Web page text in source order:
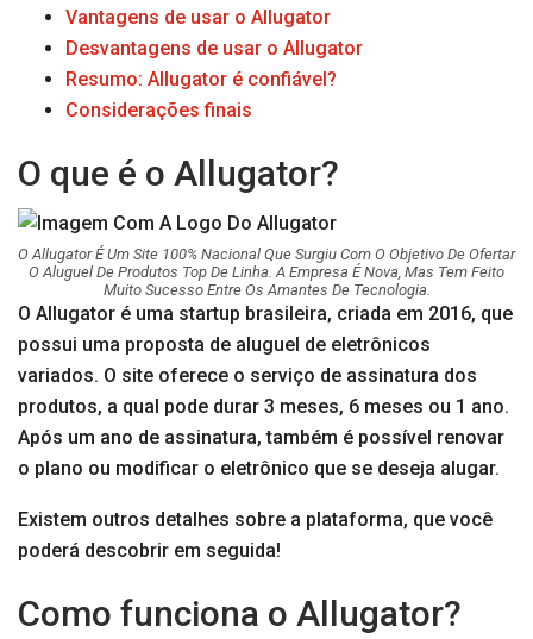
Vantagens de usar o Allugator
Desvantagens de usar o Allugator
Resumo: Allugator é confiável?
Considerações finais
O que é o Allugator?
O Allugator É Um Site 100% Nacional Que Surgiu Com O Objetivo De Ofertar
O Aluguel De Produtos Top De Linha. A Empresa É Nova, Mas Tem Feito
Muito Sucesso Entre Os Amantes De Tecnologia.
O Allugator é uma startup brasileira, criada em 2016, que
possui uma proposta de aluguel de eletrônicos
variados. O site oferece o serviço de assinatura dos
produtos, a qual pode durar 3 meses, 6 meses ou 1 ano.
Após um ano de assinatura, também é possível renovar
o plano ou modificar o eletrônico que se deseja alugar.
Existem outros detalhes sobre a plataforma, que você
poderá descobrir em seguida!
Como funciona o Allugator?